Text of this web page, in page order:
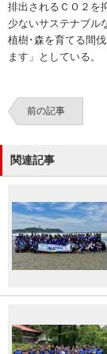
排出されるＣＯ２を
少ないサステナブル
植樹･森を育てる間
ます」としている。
前の記事
関連記事